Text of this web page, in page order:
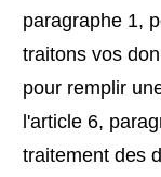
paragraphe 1,
traitons vos
pour remplir
l'article 6,
traitement des